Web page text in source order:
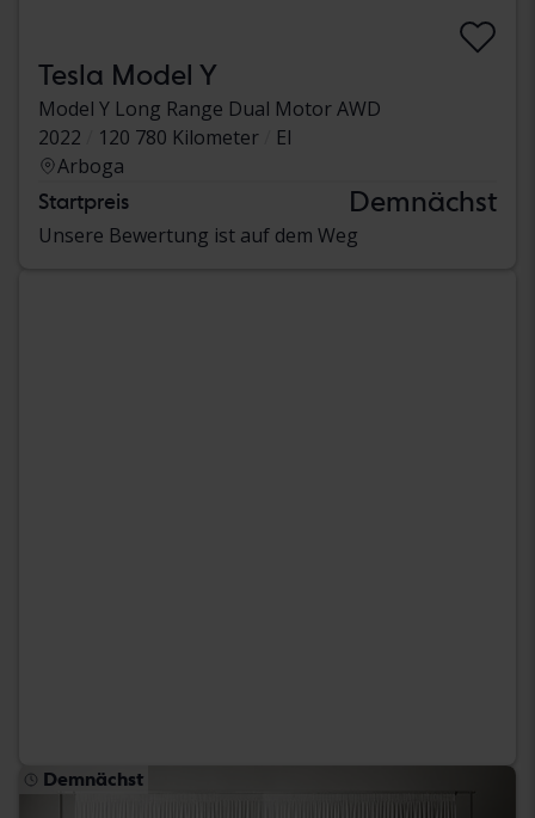
Tesla Model Y
Model Y Long Range Dual Motor AWD
2022
120 780 Kilometer
El
Arboga
Startpreis Demnächst
Unsere Bewertung ist auf dem Weg
Demnächst